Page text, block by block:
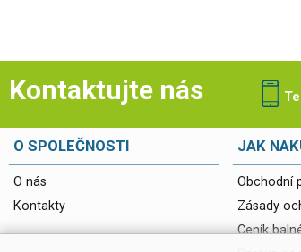
Kontaktujte nás
O SPOLEČNOSTI
O nás
Kontakty
JAK
Obchodní
Zásady
Ceník